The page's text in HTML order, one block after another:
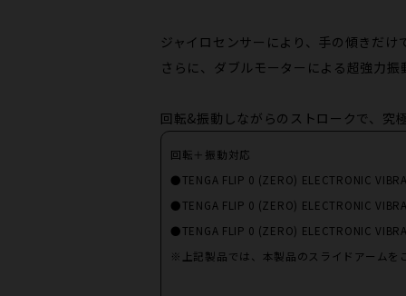
ジャイロセンサーにより、手の傾きだ
さらに、ダブルモーターによる超強力
回転&振動しながらのストロークで、究
回転＋振動対応
●TENGA FLIP 0 (ZERO) ELECTRONIC
●TENGA FLIP 0 (ZERO) ELECTRONIC
●TENGA FLIP 0 (ZERO) ELECTRONIC
※上記製品では、本製品のスライドアームを